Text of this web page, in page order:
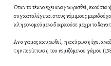
Όταν το τέκνο έχει αναγνωρισθεί,
συγκαταλέγεται στους νόμιμους
κληρονομούμενο διαρκούσε μέχρι το
Αν ο γάμος ακυρωθεί, η ακύρωση έχει
την περίπτωση του νομιζόμενου γάμου